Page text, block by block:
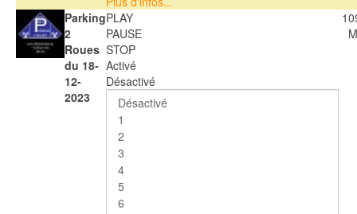
Parking
2
Roues
du 18-
12-
2023
PLAY
PAUSE
STOP
Activé
Désactivé